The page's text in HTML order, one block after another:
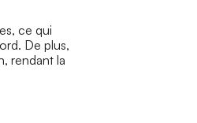
ce qui
De plus,
rendant la